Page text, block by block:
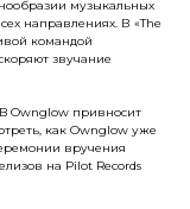
музыкальных
направлениях. В «The
командой
звучание
Ownglow привносит
как Ownglow уже
вручения
на Pilot Records